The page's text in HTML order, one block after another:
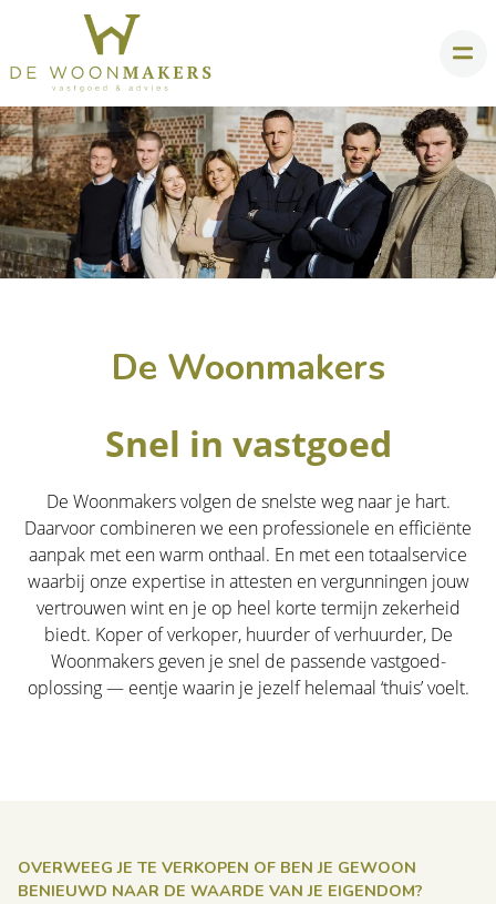
De Woonmakers
Snel in vastgoed
De Woonmakers volgen de snelste weg naar je hart.
Daarvoor combineren we een professionele en efficiënte
aanpak met een warm onthaal. En met een totaalservice
waarbij onze expertise in attesten en vergunningen jouw
vertrouwen wint en je op heel korte termijn zekerheid
biedt. Koper of verkoper, huurder of verhuurder, De
Woonmakers geven je snel de passende vastgoed-
oplossing — eentje waarin je jezelf helemaal ‘thuis’ voelt.
OVERWEEG JE TE VERKOPEN OF BEN JE GEWOON
BENIEUWD NAAR DE WAARDE VAN JE EIGENDOM?